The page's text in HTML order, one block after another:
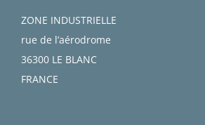
ZONE INDUSTRIELLE
rue de l’aérodrome
36300 LE BLANC
FRANCE